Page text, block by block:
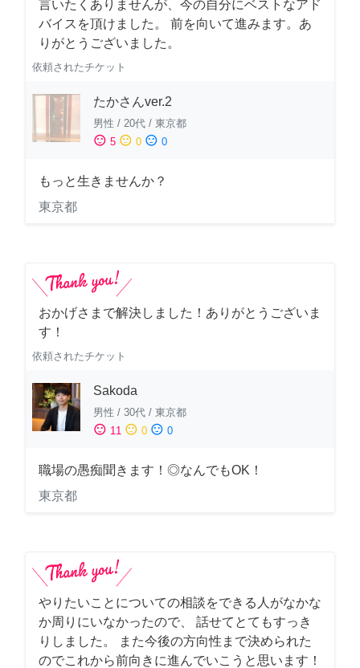
言いたくありませんが、今の自分にベストなアド
バイスを頂けました。 前を向いて進みます。あ
りがとうございました。
依頼されたチケット
たかさんver.2
男性 / 20代 / 東京都
sentiment_satisfied 5 sentiment_neutral 0 sentiment_dissatisfied 0
もっと生きませんか？
東京都
おかげさまで解決しました！ありがとうございま
す！
依頼されたチケット
Sakoda
男性 / 30代 / 東京都
sentiment_satisfied 11 sentiment_neutral 0 sentiment_dissatisfied 0
職場の愚痴聞きます！◎なんでもOK！
東京都
やりたいことについての相談をできる人がなかな
か周りにいなかったので、 話せてとてもすっき
りしました。 また今後の方向性まで決められた
のでこれから前向きに進んでいこうと思います！